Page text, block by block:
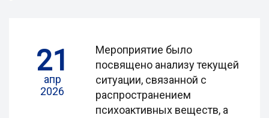
21
апр
2026
Мероприятие было
посвящено анализу текущей
ситуации, связанной с
распространением
психоактивных веществ, а